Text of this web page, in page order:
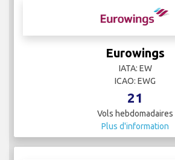
euroairlines
ICAO:
2
Vols hebdomadaires
Plus d'information